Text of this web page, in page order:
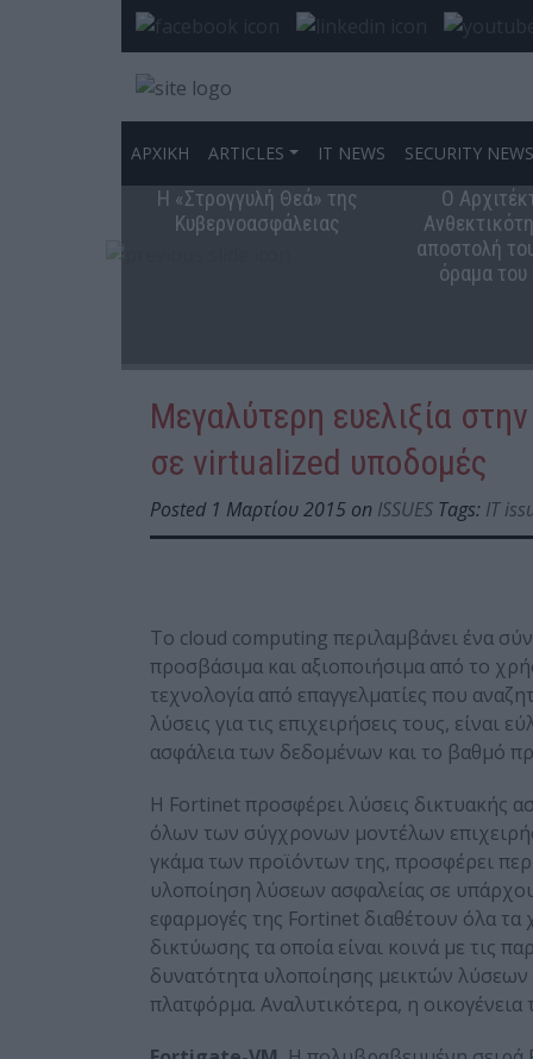
ΑΡΧΙΚΗ ARTICLES IT NEWS SECURITY NEWS
Η «Στρογγυλή Θεά» της
Κυβερνοασφάλειας
Ο
αποστολή
όραμα του
Μεγαλύτερη ευελιξία
σε virtualized υποδομές
Posted 1 Μαρτίου 2015 on ISSUES Tags: IT
Το cloud computing περιλαμβάνει ένα
προσβάσιμα και αξιοποιήσιμα από το
τεχνολογία από επαγγελματίες που
λύσεις για τις επιχειρήσεις τους, είναι
ασφάλεια των δεδομένων και το βαθμό
Η Fortinet προσφέρει λύσεις δικτυακής
όλων των σύγχρονων μοντέλων
γκάμα των προϊόντων της, προσφέρει
υλοποίηση λύσεων ασφαλείας σε
εφαρμογές της Fortinet διαθέτουν όλα
δικτύωσης τα οποία είναι κοινά με τις
δυνατότητα υλοποίησης μεικτών λύσεων
πλατφόρμα. Αναλυτικότερα, η